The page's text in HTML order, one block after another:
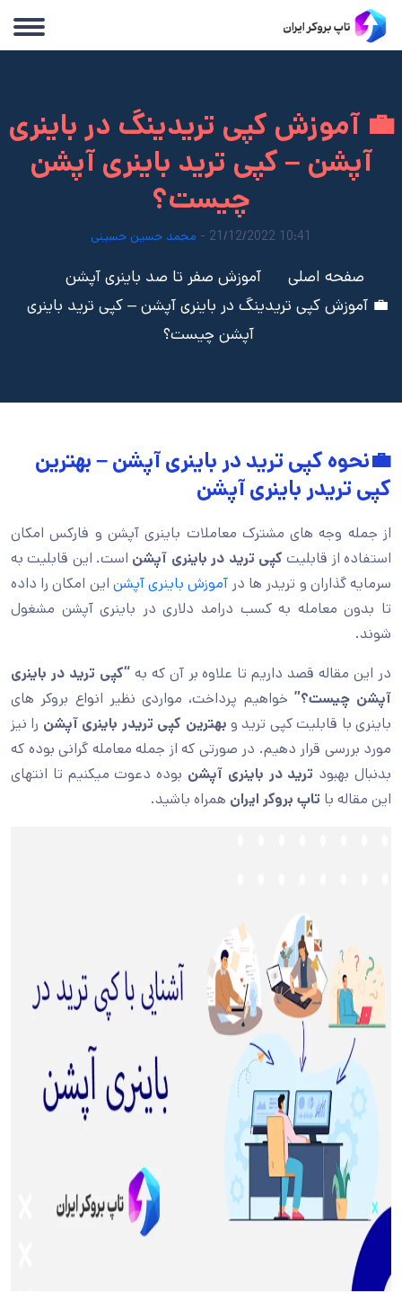
💼 آموزش کپی تریدینگ در باینری
آپشن – کپی ترید باینری آپشن
چیست؟
10:41 21/12/2022 - محمد حسین حسینی
صفحه اصلی
آموزش صفر تا صد باینری آپشن
💼 آموزش کپی تریدینگ در باینری آپشن – کپی ترید باینری
آپشن چیست؟
💼نحوه کپی ترید در باینری آپشن – بهترین
کپی تریدر باینری آپشن
از جمله وجه های مشترک معاملات باینری آپشن و فارکس امکان
استفاده از قابلیت کپی ترید در باینری آپشن است. این قابلیت به
سرمایه گذاران و تریدر ها درآموزش باینری آپشن این امکان را داده
تا بدون معامله به کسب درامد دلاری در باینری آپشن مشغول
شوند.
در این مقاله قصد داریم تا علاوه بر آن که به“کپی ترید در باینری
آپشن چیست؟” خواهیم پرداخت، مواردی نظیر انواع بروکر های
باینری با قابلیت کپی ترید و بهترین کپی تریدر باینری آپشن را نیز
مورد بررسی قرار دهیم. در صورتی که از جمله معامله گرانی بوده که
بدنبال بهبود ترید در باینری آپشن بوده دعوت میکنیم تا انتهای
این مقاله با تاپ بروکر ایران همراه باشید.